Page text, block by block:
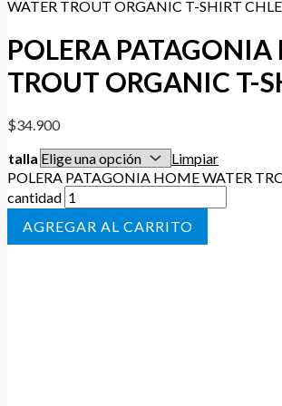
WATER TROUT ORGANIC T-SHIRT CHLE
POLERA
TROUT ORGANIC T-
$34.900
talla
Limpiar
POLERA PATAGONIA HOME WATER
cantidad
AÑADIR AL CARRITO